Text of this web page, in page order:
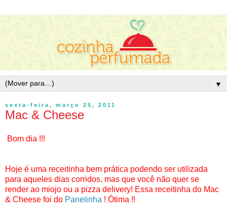
▼
sexta-feira, março 25, 2011
Mac & Cheese
Bom dia !!!
Hoje é uma receitinha bem prática podendo ser utilizada
para aqueles dias corridos, mas que você não quer se
render ao miojo ou a pizza delivery! Essa receitinha do Mac
& Cheese foi do Panelinha ! Ótima !!